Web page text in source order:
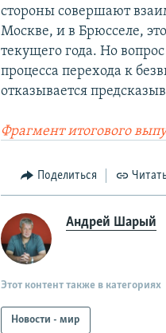
стороны совершают
Москве, и в Брюсселе,
текущего года. Но
процесса перехода к
отказывается
Фрагмент итогового
Поделиться
Андрей Шарый
Этот контент также в категориях
Новости - мир